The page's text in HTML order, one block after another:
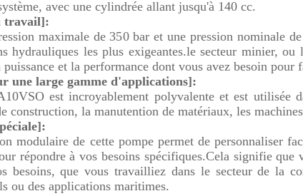
avec une cylindrée allant jusqu'à 140 cc.
travail]:
maximale de 350 bar et une pression nominale
hydrauliques les plus exigeantes.le secteur minier,
et la performance dont vous avez besoin pour
une large gamme d'applications]:
est incroyablement polyvalente et est utilisée
construction, la manutention de matériaux, les
modulaire de cette pompe permet de personnaliser
répondre à vos besoins spécifiques.Cela signifie
besoins, que vous travailliez dans le secteur de la
ou des applications maritimes.